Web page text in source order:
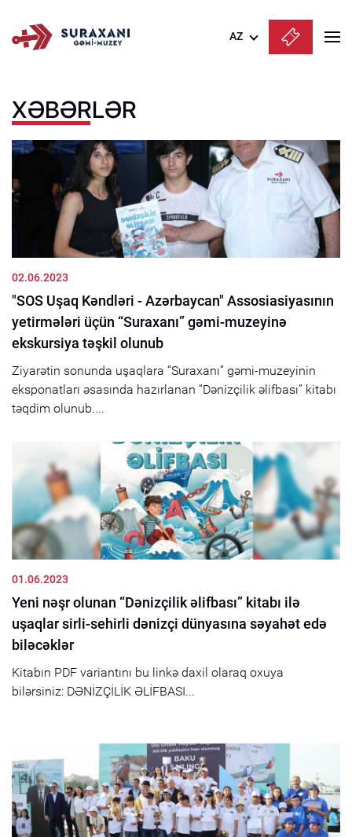
AZ
XƏBƏRLƏR
02.06.2023
"SOS Uşaq Kəndləri - Azərbaycan" Assosiasiyasının
yetirmələri üçün “Suraxanı” gəmi-muzeyinə
ekskursiya təşkil olunub
Ziyarətin sonunda uşaqlara “Suraxanı” gəmi-muzeyinin
eksponatları əsasında hazırlanan “Dənizçilik əlifbası” kitabı
təqdim olunub....
01.06.2023
Yeni nəşr olunan “Dənizçilik əlifbası” kitabı ilə
uşaqlar sirli-sehirli dənizçi dünyasına səyahət edə
biləcəklər
Kitabın PDF variantını bu linkə daxil olaraq oxuya
bilərsiniz: DƏNİZÇİLİK ƏLİFBASI...